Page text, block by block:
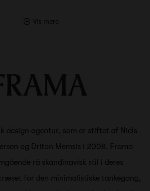
Vis mere
design agentur, som er stiftet af Niels
og Driton Memsis i 2008. Frama
rå skandinavisk stil i deres
for den minimalistiske tankegang,